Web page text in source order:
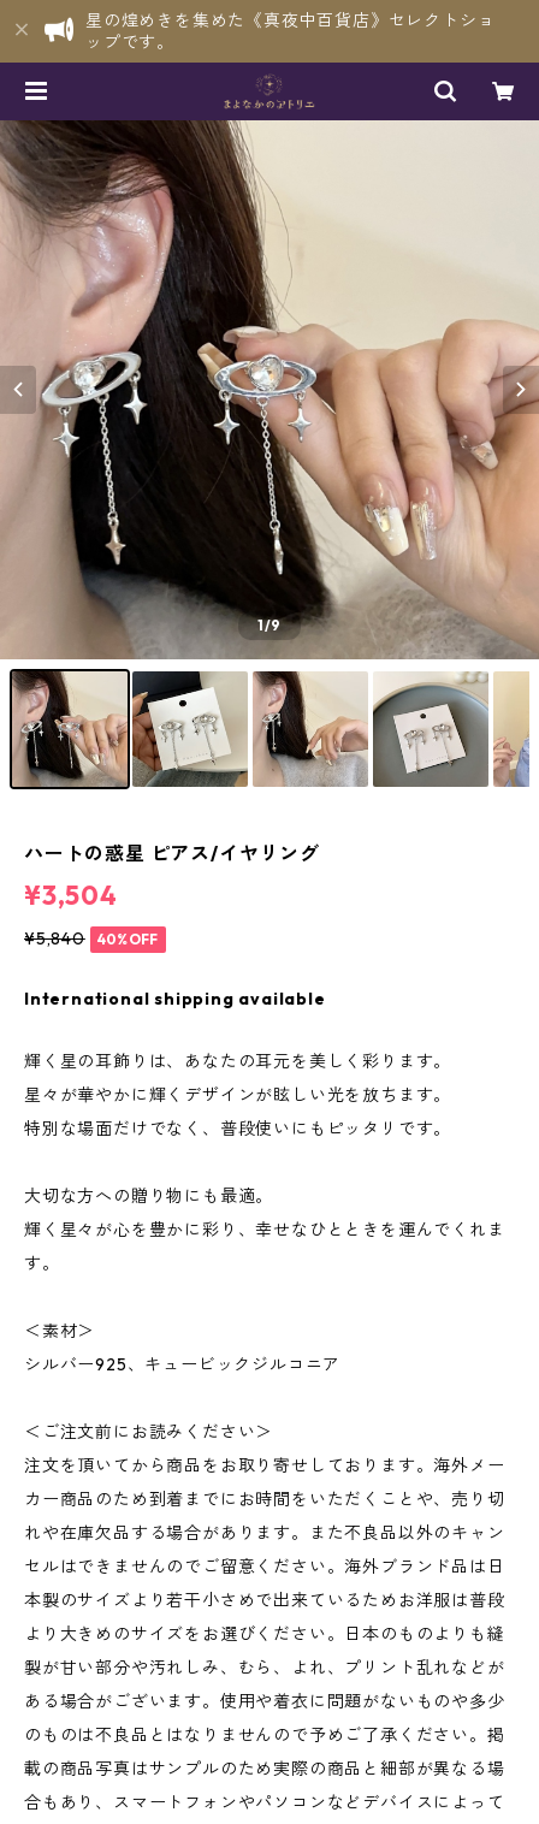
星の煌めきを集めた《真夜中百貨店》セレクトショ
ップです。
1/9
ハートの惑星 ピアス/イヤリング
¥3,504
¥5,840 40%OFF
International shipping available
輝く星の耳飾りは、あなたの耳元を美しく彩ります。
星々が華やかに輝くデザインが眩しい光を放ちます。
特別な場面だけでなく、普段使いにもピッタリです。
大切な方への贈り物にも最適。
輝く星々が心を豊かに彩り、幸せなひとときを運んでくれま
す。
＜素材＞
シルバー925、キュービックジルコニア
＜ご注文前にお読みください＞
注文を頂いてから商品をお取り寄せしております。海外メー
カー商品のため到着までにお時間をいただくことや、売り切
れや在庫欠品する場合があります。また不良品以外のキャン
セルはできませんのでご留意ください。海外ブランド品は日
本製のサイズより若干小さめで出来ているためお洋服は普段
より大きめのサイズをお選びください。日本のものよりも縫
製が甘い部分や汚れしみ、むら、よれ、プリント乱れなどが
ある場合がございます。使用や着衣に問題がないものや多少
のものは不良品とはなりませんので予めご了承ください。掲
載の商品写真はサンプルのため実際の商品と細部が異なる場
合もあり、スマートフォンやパソコンなどデバイスによって